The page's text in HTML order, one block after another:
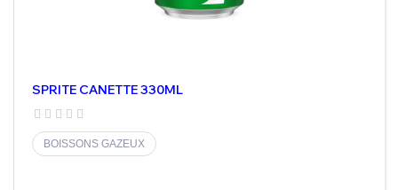
SPRITE CANETTE 330ML
BOISSONS GAZEUX